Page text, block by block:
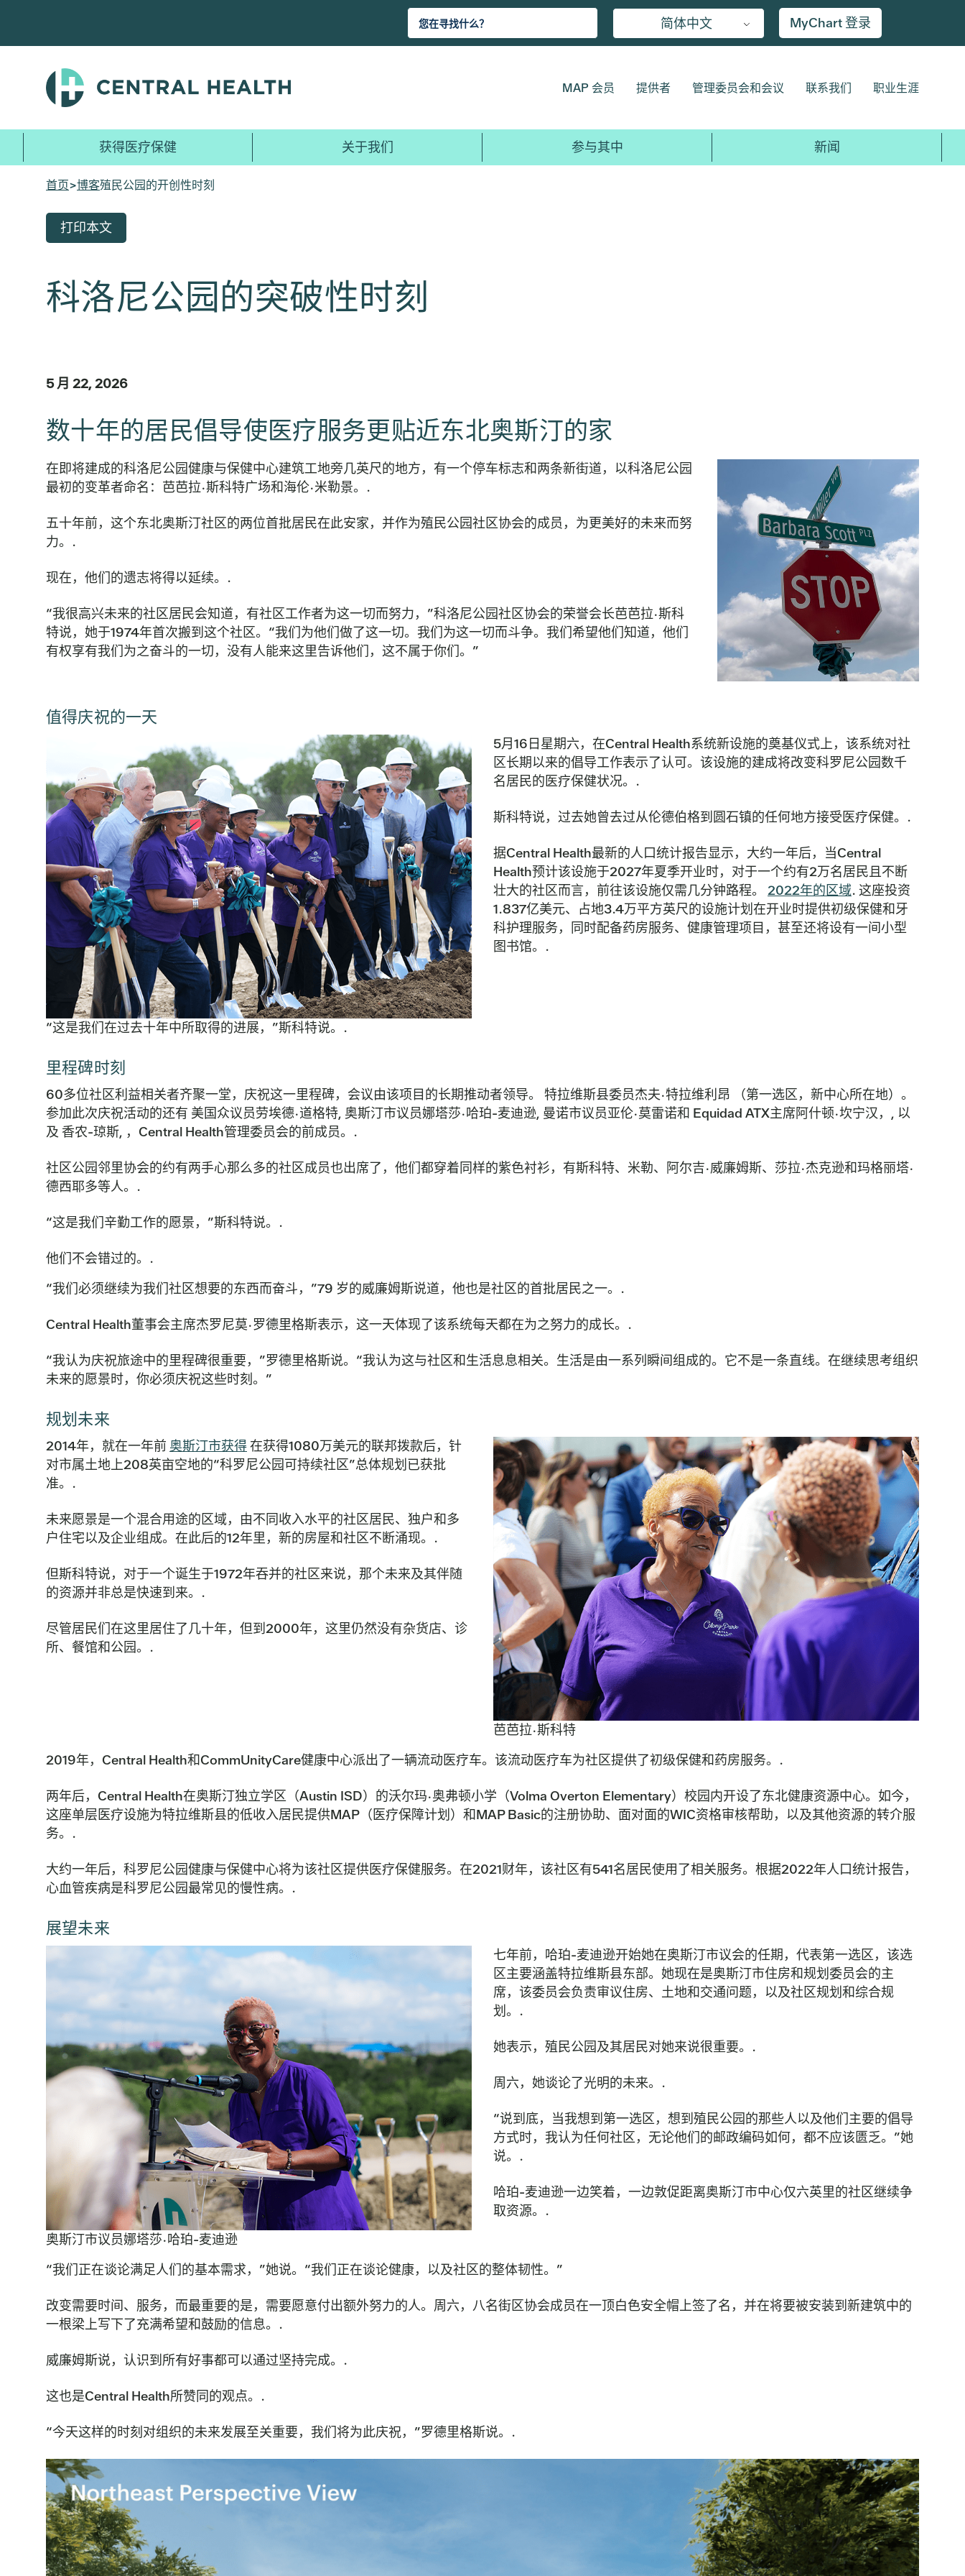
主
简体中文 MyChart 登录
MAP 会员 提供者 管理委员会和会议 联系我们 职业生涯
获得医疗保健 关于我们 参与其中 新闻
首页>博客殖民公园的开创性时刻
打印本文
科洛尼公园的突破性时刻
5 月 22, 2026
数十年的居民倡导使医疗服务更贴近东北奥斯汀的家
在即将建成的科洛尼公园健康与保健中心建筑工地旁几英尺的地方，有一个停车标志和两条新街道，以科洛尼公园
最初的变革者命名：芭芭拉·斯科特广场和海伦·米勒景。.
五十年前，这个东北奥斯汀社区的两位首批居民在此安家，并作为殖民公园社区协会的成员，为更美好的未来而努
力。.
现在，他们的遗志将得以延续。.
“我很高兴未来的社区居民会知道，有社区工作者为这一切而努力，”科洛尼公园社区协会的荣誉会长芭芭拉·斯科
特说，她于1974年首次搬到这个社区。“我们为他们做了这一切。我们为这一切而斗争。我们希望他们知道，他们
有权享有我们为之奋斗的一切，没有人能来这里告诉他们，这不属于你们。”
值得庆祝的一天
5月16日星期六，在Central Health系统新设施的奠基仪式上，该系统对社
区长期以来的倡导工作表示了认可。该设施的建成将改变科罗尼公园数千
名居民的医疗保健状况。.
斯科特说，过去她曾去过从伦德伯格到圆石镇的任何地方接受医疗保健。.
据Central Health最新的人口统计报告显示，大约一年后，当Central
Health预计该设施于2027年夏季开业时，对于一个约有2万名居民且不断
壮大的社区而言，前往该设施仅需几分钟路程。 2022年的区域. 这座投资
1.837亿美元、占地3.4万平方英尺的设施计划在开业时提供初级保健和牙
科护理服务，同时配备药房服务、健康管理项目，甚至还将设有一间小型
图书馆。.
“这是我们在过去十年中所取得的进展，”斯科特说。.
里程碑时刻
60多位社区利益相关者齐聚一堂，庆祝这一里程碑，会议由该项目的长期推动者领导。 特拉维斯县委员杰夫·特拉维利昂 （第一选区，新中心所在地）。
参加此次庆祝活动的还有 美国众议员劳埃德·道格特, 奥斯汀市议员娜塔莎·哈珀-麦迪逊, 曼诺市议员亚伦·莫雷诺和 Equidad ATX主席阿什顿·坎宁汉，, 以
及 香农-琼斯, ，Central Health管理委员会的前成员。.
社区公园邻里协会的约有两手心那么多的社区成员也出席了，他们都穿着同样的紫色衬衫，有斯科特、米勒、阿尔吉·威廉姆斯、莎拉·杰克逊和玛格丽塔·
德西耶多等人。.
“这是我们辛勤工作的愿景，”斯科特说。.
他们不会错过的。.
“我们必须继续为我们社区想要的东西而奋斗，”79 岁的威廉姆斯说道，他也是社区的首批居民之一。.
Central Health董事会主席杰罗尼莫·罗德里格斯表示，这一天体现了该系统每天都在为之努力的成长。.
“我认为庆祝旅途中的里程碑很重要，”罗德里格斯说。“我认为这与社区和生活息息相关。生活是由一系列瞬间组成的。它不是一条直线。在继续思考组织
未来的愿景时，你必须庆祝这些时刻。”
规划未来
2014年，就在一年前 奥斯汀市获得在获得1080万美元的联邦拨款后，针
对市属土地上208英亩空地的“科罗尼公园可持续社区”总体规划已获批
准。.
未来愿景是一个混合用途的区域，由不同收入水平的社区居民、独户和多
户住宅以及企业组成。在此后的12年里，新的房屋和社区不断涌现。.
但斯科特说，对于一个诞生于1972年吞并的社区来说，那个未来及其伴随
的资源并非总是快速到来。.
尽管居民们在这里居住了几十年，但到2000年，这里仍然没有杂货店、诊
所、餐馆和公园。.
芭芭拉·斯科特
2019年，Central Health和CommUnityCare健康中心派出了一辆流动医疗车。该流动医疗车为社区提供了初级保健和药房服务。.
两年后，Central Health在奥斯汀独立学区（Austin ISD）的沃尔玛·奥弗顿小学（Volma Overton Elementary）校园内开设了东北健康资源中心。如今，
这座单层医疗设施为特拉维斯县的低收入居民提供MAP（医疗保障计划）和MAP Basic的注册协助、面对面的WIC资格审核帮助，以及其他资源的转介服
务。.
大约一年后，科罗尼公园健康与保健中心将为该社区提供医疗保健服务。在2021财年，该社区有541名居民使用了相关服务。根据2022年人口统计报告，
心血管疾病是科罗尼公园最常见的慢性病。.
展望未来
奥斯汀市议员娜塔莎·哈珀-麦迪逊
七年前，哈珀-麦迪逊开始她在奥斯汀市议会的任期，代表第一选区，该选
区主要涵盖特拉维斯县东部。她现在是奥斯汀市住房和规划委员会的主
席，该委员会负责审议住房、土地和交通问题，以及社区规划和综合规
划。.
她表示，殖民公园及其居民对她来说很重要。.
周六，她谈论了光明的未来。.
“说到底，当我想到第一选区，想到殖民公园的那些人以及他们主要的倡导
方式时，我认为任何社区，无论他们的邮政编码如何，都不应该匮乏。”她
说。.
哈珀-麦迪逊一边笑着，一边敦促距离奥斯汀市中心仅六英里的社区继续争
取资源。.
“我们正在谈论满足人们的基本需求，”她说。“我们正在谈论健康，以及社区的整体韧性。”
改变需要时间、服务，而最重要的是，需要愿意付出额外努力的人。周六，八名街区协会成员在一顶白色安全帽上签了名，并在将要被安装到新建筑中的
一根梁上写下了充满希望和鼓励的信息。.
威廉姆斯说，认识到所有好事都可以通过坚持完成。.
这也是Central Health所赞同的观点。.
“今天这样的时刻对组织的未来发展至关重要，我们将为此庆祝，”罗德里格斯说。.